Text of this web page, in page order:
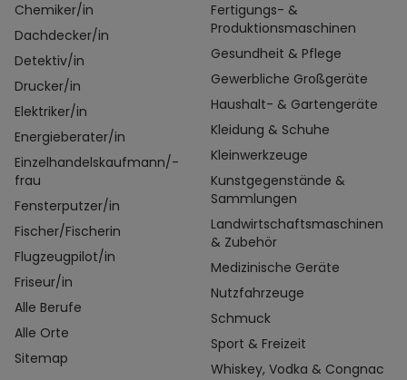
Chemiker/in
Dachdecker/in
Detektiv/in
Drucker/in
Elektriker/in
Energieberater/in
Einzelhandelskaufmann/-
frau
Fensterputzer/in
Fischer/Fischerin
Flugzeugpilot/in
Friseur/in
Alle Berufe
Alle Orte
Sitemap
Fertigungs- &
Produktionsmaschinen
Gesundheit & Pflege
Gewerbliche Großgeräte
Haushalt- & Gartengeräte
Kleidung & Schuhe
Kleinwerkzeuge
Kunstgegenstände &
Sammlungen
Landwirtschaftsmaschinen
& Zubehör
Medizinische Geräte
Nutzfahrzeuge
Schmuck
Sport & Freizeit
Whiskey, Vodka & Congnac